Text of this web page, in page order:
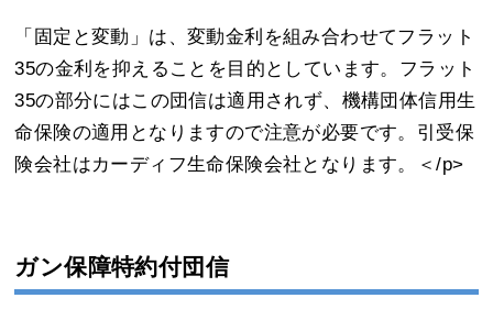
「固定と変動」は、変動金利を組み合わせてフラット
35の金利を抑えることを目的としています。フラット
35の部分にはこの団信は適用されず、機構団体信用生
命保険の適用となりますので注意が必要です。引受保
険会社はカーディフ生命保険会社となります。＜/p>
ガン保障特約付団信